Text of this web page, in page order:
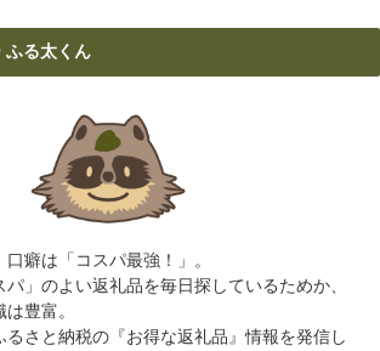
ふる太くん
癖は「コスパ最強！」。
パ」のよい返礼品を毎日探しているためか、
豊富。
るさと納税の『お得な返礼品』情報を発信し